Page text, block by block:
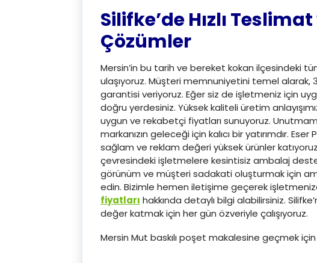
Silifke’de Hızlı
Çözümler
Mersin’in bu tarih ve bereket kokan ilçesindeki
ulaşıyoruz. Müşteri memnuniyetini temel alarak,
garantisi veriyoruz. Eğer siz de işletmeniz için
doğru yerdesiniz. Yüksek kaliteli üretim
uygun ve rekabetçi fiyatları sunuyoruz.
markanızın geleceği için kalıcı bir yatırımdır.
sağlam ve reklam değeri yüksek ürünler
çevresindeki işletmelere kesintisiz ambalaj
görünüm ve müşteri sadakati oluşturmak için
edin. Bizimle hemen iletişime geçerek
fiyatları hakkında detaylı bilgi alabilirsiniz.
değer katmak için her gün özveriyle çalışıyoruz.
Mersin Mut baskılı poşet makalesine geçmek için